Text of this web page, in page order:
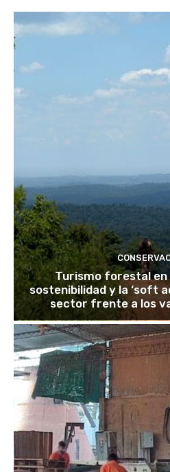
Turismo forestal en
sostenibilidad y la ‘soft
sector frente a los